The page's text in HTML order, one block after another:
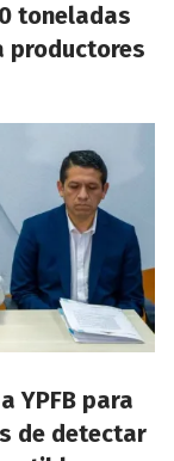
toneladas
productores
YPFB para
de detectar